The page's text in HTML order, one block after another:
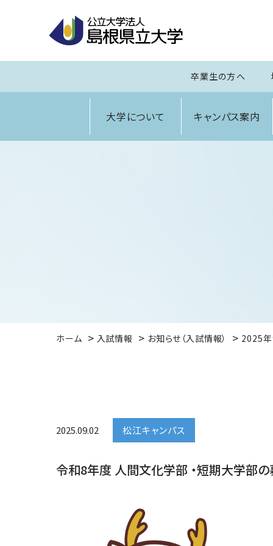
卒業生の方へ
大学について キャンパス案内
ホーム 入試情報 お知らせ（入試情報） 2025
2025.09.02 松江キャンパス
令和8年度 人間文化学部 ・短期大学部